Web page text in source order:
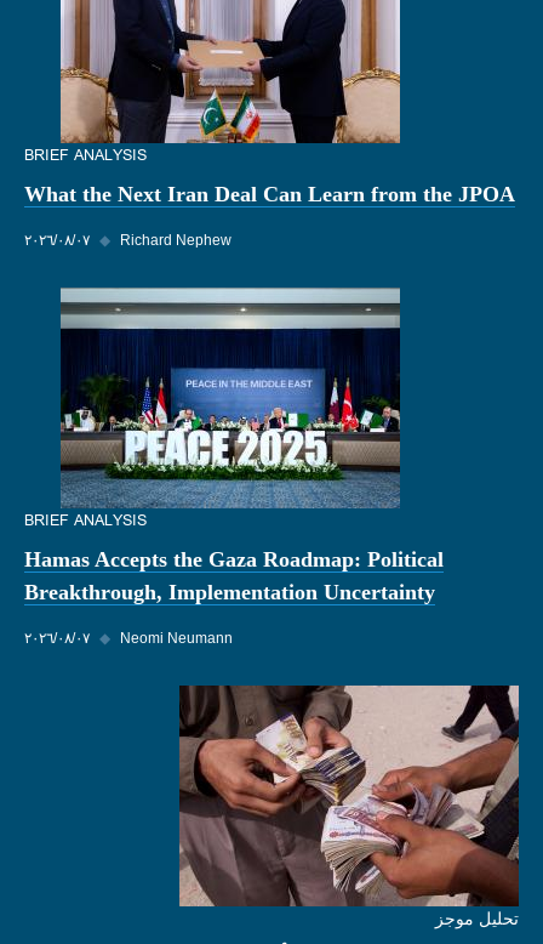
BRIEF ANALYSIS
What the Next Iran Deal Can Learn from the JPOA
٠٧‏/٠٨‏/٢٠٢٦ ◆ Richard Nephew
BRIEF ANALYSIS
Hamas Accepts the Gaza Roadmap: Political
Breakthrough, Implementation Uncertainty
٠٧‏/٠٨‏/٢٠٢٦ ◆ Neomi Neumann
تحليل موجز